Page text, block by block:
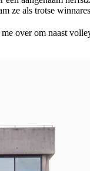
ze als trotse
over om naast